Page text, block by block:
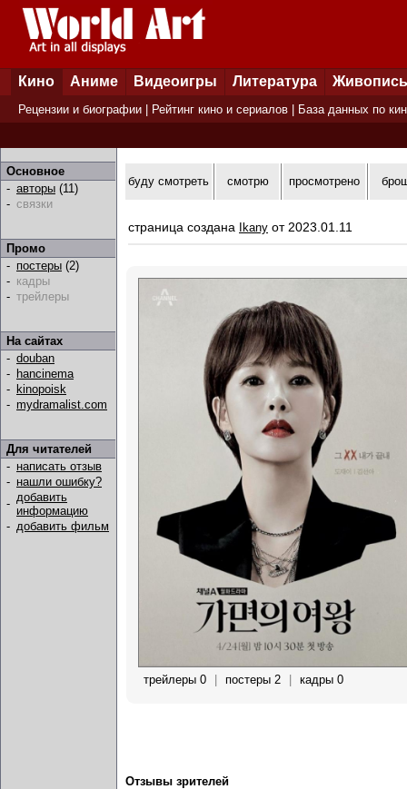
Кино Аниме Видеоигры Литература Живопись
Рецензии и биографии Рейтинг кино и сериалов База данных по
Основное
- авторы (11)
- связки
Промо
- постеры (2)
- кадры
- трейлеры
На сайтах
- douban
- hancinema
- kinopoisk
- mydramalist.com
Для читателей
- написать отзыв
- нашли ошибку?
- добавить
информацию
- добавить фильм
буду смотреть смотрю просмотрено
страница создана Ikany от 2023.01.11
трейлеры 0 постеры 2 кадры 0
Отзывы зрителей